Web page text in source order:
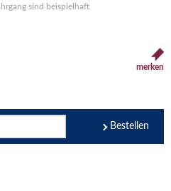
sind beispielhaft
merken
Bestellen